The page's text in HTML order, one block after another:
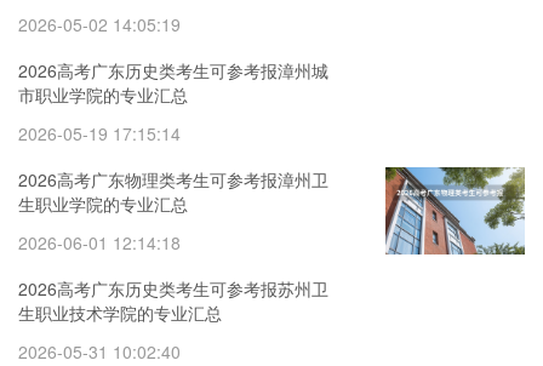
2026-05-02 14:05:19
2026高考广东历史类考生可参考报漳州城
市职业学院的专业汇总
2026-05-19 17:15:14
2026高考广东物理类考生可参考报漳州卫
生职业学院的专业汇总
2026-06-01 12:14:18
2026高考广东历史类考生可参考报苏州卫
生职业技术学院的专业汇总
2026-05-31 10:02:40